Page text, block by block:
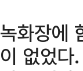
녹화장에
이 없었다